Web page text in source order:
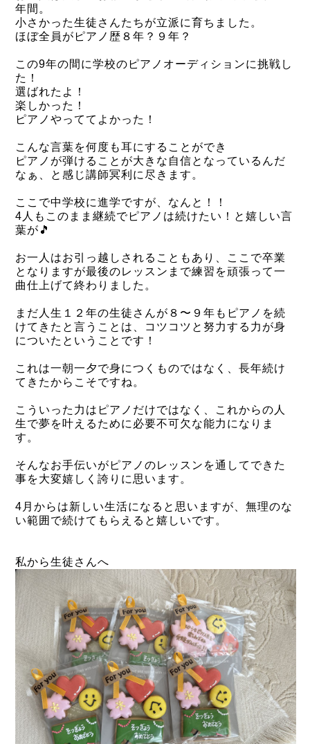
年間。
小さかった生徒さんたちが立派に育ちました。
ほぼ全員がピアノ歴８年？９年？
この9年の間に学校のピアノオーディションに挑戦し
た！
選ばれたよ！
楽しかった！
ピアノやっててよかった！
こんな言葉を何度も耳にすることができ
ピアノが弾けることが大きな自信となっているんだ
なぁ、と感じ講師冥利に尽きます。
ここで中学校に進学ですが、なんと！！
4人もこのまま継続でピアノは続けたい！と嬉しい言
葉が🎵
お一人はお引っ越しされることもあり、ここで卒業
となりますが最後のレッスンまで練習を頑張って一
曲仕上げて終わりました。
まだ人生１２年の生徒さんが８〜９年もピアノを続
けてきたと言うことは、コツコツと努力する力が身
についたということです！
これは一朝一夕で身につくものではなく、長年続け
てきたからこそですね。
こういった力はピアノだけではなく、これからの人
生で夢を叶えるために必要不可欠な能力になりま
す。
そんなお手伝いがピアノのレッスンを通してできた
事を大変嬉しく誇りに思います。
4月からは新しい生活になると思いますが、無理のな
い範囲で続けてもらえると嬉しいです。
私から生徒さんへ